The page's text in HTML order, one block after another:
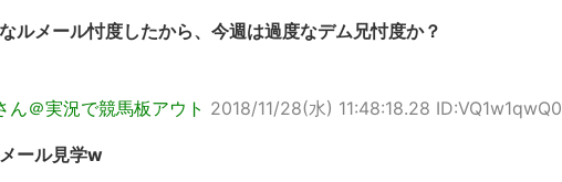
ルメール忖度したから、今週は過度なデム兄忖度か？
ん＠実況で競馬板アウト 2018/11/28(水) 11:48:18.28 ID:VQ1w1qwQ0
ール見学w